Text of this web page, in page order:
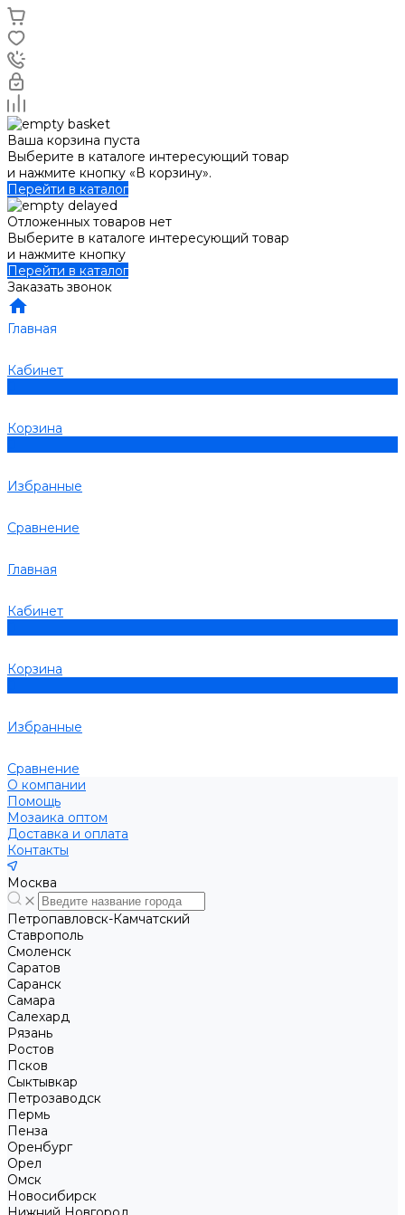
Ваша корзина пуста
Выберите в каталоге интересующий товар
и нажмите кнопку «В корзину».
Перейти в каталог
Отложенных товаров нет
Выберите в каталоге интересующий товар
и нажмите кнопку
Перейти в каталог
Заказать звонок
Главная
Кабинет
Корзина
Избранные
Сравнение
Главная
Кабинет
Корзина
Избранные
Сравнение
О компании
Помощь
Мозаика оптом
Доставка и оплата
Контакты
Москва
Петропавловск-Камчатский
Ставрополь
Смоленск
Саратов
Саранск
Самара
Салехард
Рязань
Ростов
Псков
Сыктывкар
Петрозаводск
Пермь
Пенза
Оренбург
Орел
Омск
Новосибирск